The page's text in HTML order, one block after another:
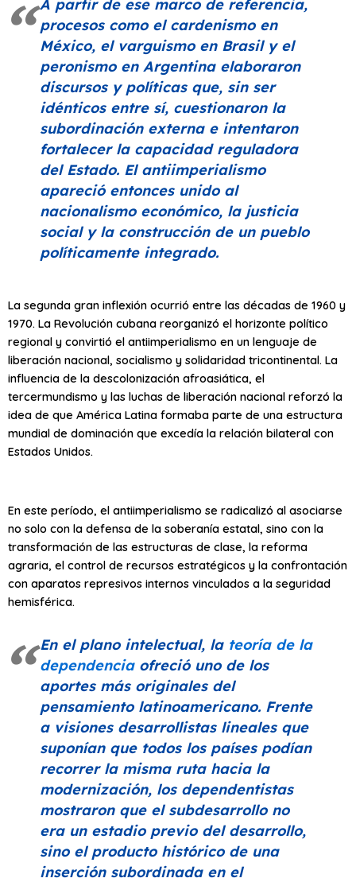
A partir de ese marco de referencia,
procesos como el cardenismo en
México, el varguismo en Brasil y el
peronismo en Argentina elaboraron
discursos y políticas que, sin ser
idénticos entre sí, cuestionaron la
subordinación externa e intentaron
fortalecer la capacidad reguladora
del Estado. El antiimperialismo
apareció entonces unido al
nacionalismo económico, la justicia
social y la construcción de un pueblo
políticamente integrado.
La segunda gran inflexión ocurrió entre las décadas de 1960 y
1970. La Revolución cubana reorganizó el horizonte político
regional y convirtió el antiimperialismo en un lenguaje de
liberación nacional, socialismo y solidaridad tricontinental. La
influencia de la descolonización afroasiática, el
tercermundismo y las luchas de liberación nacional reforzó la
idea de que América Latina formaba parte de una estructura
mundial de dominación que excedía la relación bilateral con
Estados Unidos.
En este período, el antiimperialismo se radicalizó al asociarse
no solo con la defensa de la soberanía estatal, sino con la
transformación de las estructuras de clase, la reforma
agraria, el control de recursos estratégicos y la confrontación
con aparatos represivos internos vinculados a la seguridad
hemisférica.
En el plano intelectual, la teoría de la
dependenciaofreció uno de los
aportes más originales del
pensamiento latinoamericano. Frente
a visiones desarrollistas lineales que
suponían que todos los países podían
recorrer la misma ruta hacia la
modernización, los dependentistas
mostraron que el subdesarrollo no
era un estadio previo del desarrollo,
sino el producto histórico de una
inserción subordinada en el